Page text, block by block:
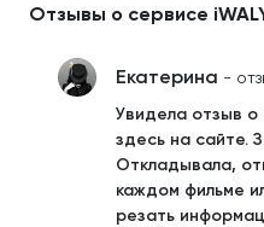
Отзывы о сервисе
Екатерина -
Увидела отзыв о
здесь на сайте.
Откладывала,
каждом фильме
резать